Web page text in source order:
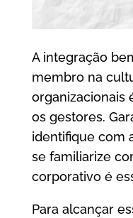
A integração
membro na
organizacionais
os gestores.
identifique com
se familiarize
corporativo é
Para alcançar